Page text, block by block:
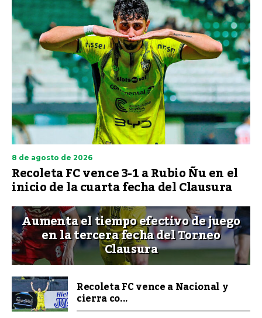
8 de agosto de 2026
Recoleta FC vence 3-1 a Rubio Ñu en el
inicio de la cuarta fecha del Clausura
Aumenta el tiempo efectivo de juego
en la tercera fecha del Torneo
Clausura
Recoleta FC vence a Nacional y
cierra co...